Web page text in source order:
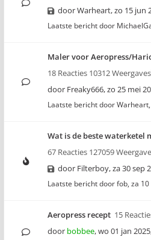
doorWarheart,zo 15 jun
Laatste bericht door
Maler voor Aeropress/
18 Reacties 10312 Weergaves
door Freaky666,zo 25 mei
Laatste bericht doorWarheart,
Wat is de beste waterketel
67 Reacties 127059
door Filterboy,za 30 sep
Laatste bericht doorfob, za
Aeropress recept 15
door bobbee,wo 01 jan